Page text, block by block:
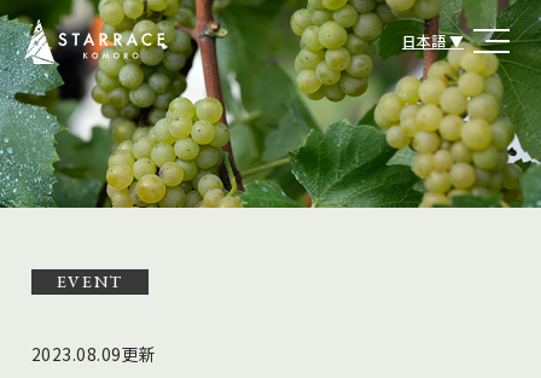
日本語
EVENT
2023.08.09更新